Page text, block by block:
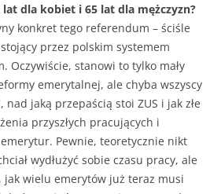
lat dla kobiet i 65 lat dla mężczyzn?
konkret tego referendum – ściśle
przez polskim systemem
Oczywiście, stanowi to tylko mały
emerytalnej, ale chyba wszyscy
nad jaką przepaścią stoi ZUS i jak złe
przyszłych pracujących i
emerytur. Pewnie, teoretycznie nikt
wydłużyć sobie czasu pracy, ale
jak wielu emerytów już teraz musi